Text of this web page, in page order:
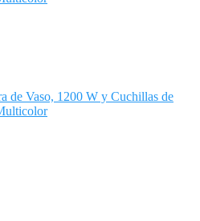
de Vaso, 1200 W y Cuchillas de